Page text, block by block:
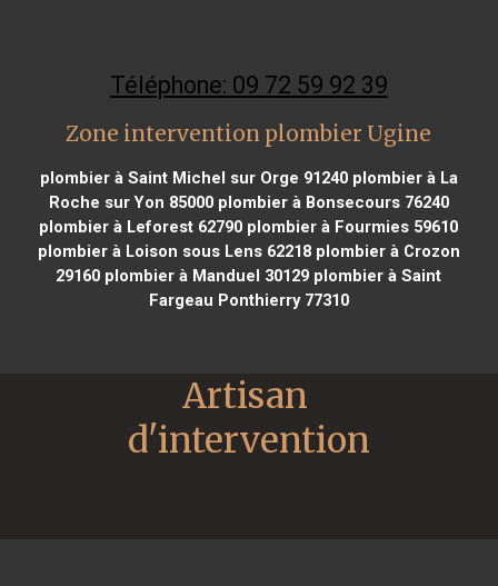
Téléphone: 09 72 59 92 39
Zone intervention plombier Ugine
plombier à Saint Michel sur Orge 91240plombier à La
Roche sur Yon 85000plombier à Bonsecours 76240
plombier à Leforest 62790 plombier à Fourmies 59610
plombier à Loison sous Lens 62218plombier à Crozon
29160 plombier à Manduel 30129 plombier à Saint
Fargeau Ponthierry 77310
Artisan
d'intervention